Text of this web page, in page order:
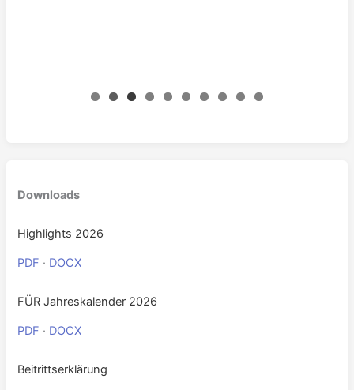
Downloads
Highlights 2026
PDF · DOCX
FÜR Jahreskalender 2026
PDF · DOCX
Beitrittserklärung